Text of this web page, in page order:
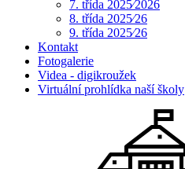
7. třída 2025⁄2026
8. třída 2025⁄26
9. třída 2025⁄26
Kontakt
Fotogalerie
Videa - digikroužek
Virtuální prohlídka naší školy